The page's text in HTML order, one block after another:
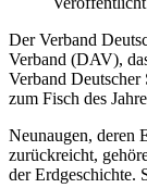
Der Verband
Verband (DAV),
Verband
zum Fisch des
Neunaugen, deren
zurückreicht,
der Erdgeschichte.